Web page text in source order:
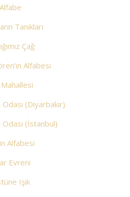
Tanıkları
Çağ
Alfabesi
Odası (Diyarbakır)
Odası (İstanbul)
Alfabesi
Evreni
Işık